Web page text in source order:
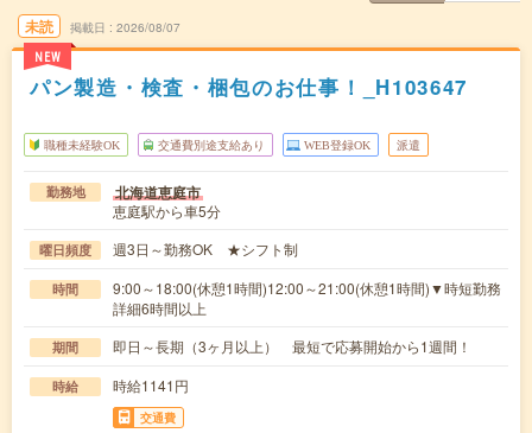
未読
NEW
掲載日 2026/08/07
パン製造・検査・梱包のお仕事！_H103647
職種未経験OK 交通費別途支給あり WEB登録OK 派遣
勤務地 北海道恵庭市
恵庭駅から車5分
曜日頻度 週3日～勤務OK ★シフト制
時間
9:00～18:00(休憩1時間)12:00～21:00(休憩1時間)▼時短勤務
詳細6時間以上
期間 即日～長期（3ヶ月以上） 最短で応募開始から1週間！
時給 時給1141円
交通費